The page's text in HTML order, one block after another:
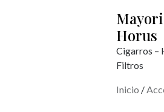
Horus
Cigarros –
Filtros
Inicio /